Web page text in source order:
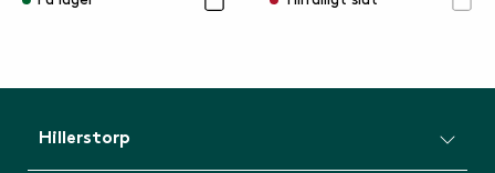
Hillerstorp